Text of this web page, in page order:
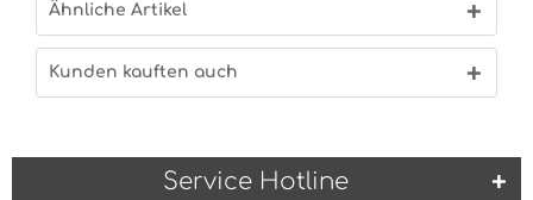
Ähnliche Artikel
Kunden kauften auch
Service Hotline